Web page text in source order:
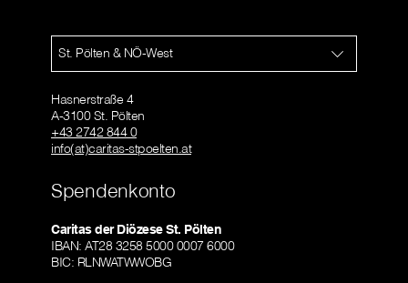
St. Pölten & NÖ-West
Hasnerstraße 4
A-3100 St. Pölten
+43 2742 844 0
info(at)caritas-stpoelten.at
Spendenkonto
Caritas der Diözese St. Pölten
IBAN: AT28 3258 5000 0007 6000
BIC: RLNWATWWOBG